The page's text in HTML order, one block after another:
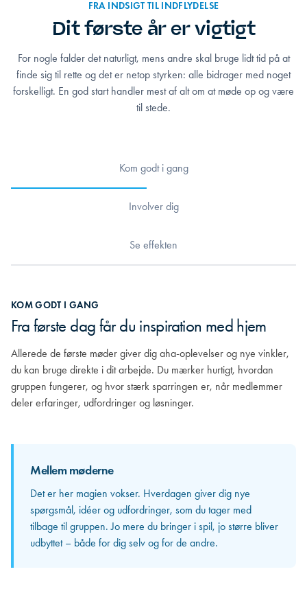
FRA INDSIGT TIL INDFLYDELSE
Dit første år er vigtigt
For nogle falder det naturligt, mens andre skal bruge lidt tid på at
finde sig til rette og det er netop styrken: alle bidrager med noget
forskelligt. En god start handler mest af alt om at møde op og være
til stede.
Kom godt i gang
Involver dig
Se effekten
KOM GODT I GANG
Fra første dag får du inspiration med hjem
Allerede de første møder giver dig aha-oplevelser og nye vinkler,
du kan bruge direkte i dit arbejde. Du mærker hurtigt, hvordan
gruppen fungerer, og hvor stærk sparringen er, når medlemmer
deler erfaringer, udfordringer og løsninger.
Mellem møderne
Det er her magien vokser. Hverdagen giver dig nye
spørgsmål, idéer og udfordringer, som du tager med
tilbage til gruppen. Jo mere du bringer i spil, jo større bliver
udbyttet – både for dig selv og for de andre.
INVOLVER DIG
Når dialog bliver til gensidig forståelse
Efterhånden som relationerne vokser, begynder du virkelig at lære
de andre at kende. Du opdager, hvor stærke kompetencer der
sidder rundt om bordet, og hvordan jeres forskellige erfaringer kan
spejle og styrke hinanden. Herfra bliver sparringen mere personlig
Mellem møderne
De input og perspektiver, du får med hjem, bliver i
stigende grad til konkrete løsninger i din egen
organisation. Det er her, du for alvor mærker, hvordan
SE EFFEKTEN
Når fællesskabet skaber reel værdi
Nu er gruppens dynamik blevet en naturlig del af din hverdag. Du
bidrager med skarp sparring, får selv værdifuld feedback og
oplever, hvordan samtalerne rykker både dig og din organisation.
Samspillet bliver mere nuanceret, relationerne tættere, og udbyttet
netværksgruppe: det er ikke længere blot inspiration, men konkrete
omsætte til resultater.